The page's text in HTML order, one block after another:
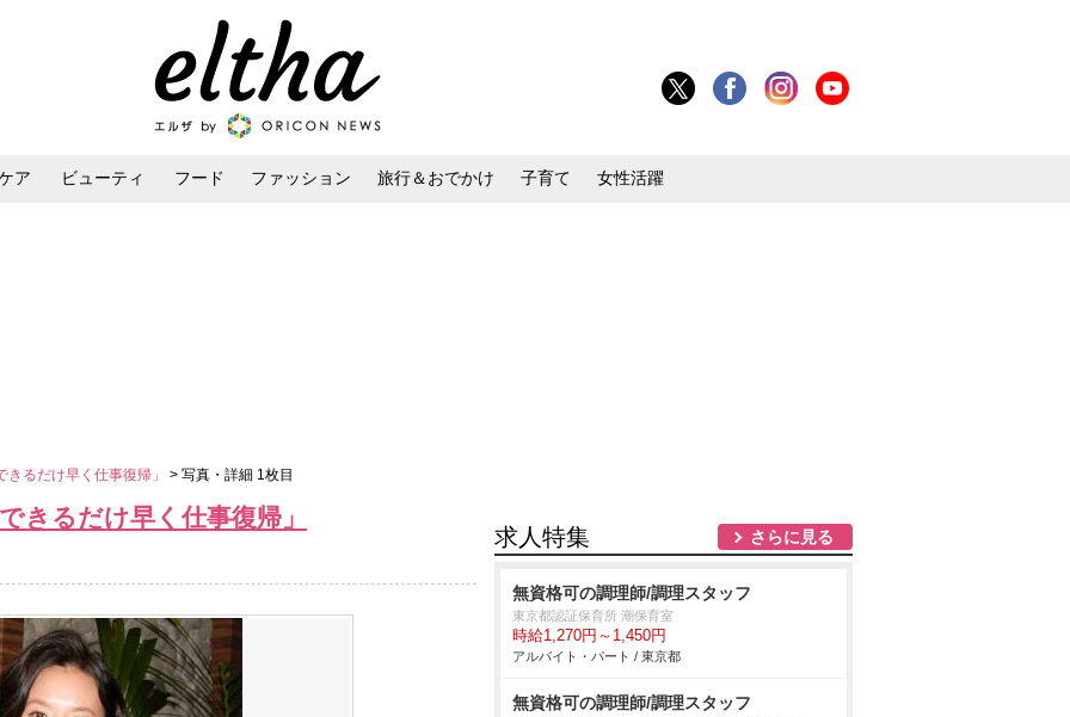
ア ビューティ フード ファッション 旅行＆おでかけ 子育て 女性活躍
るだけ早く仕事復帰」 > 写真・詳細 1枚目
きるだけ早く仕事復帰」
求人特集 さらに見る
無資格可の調理師/調理スタッフ
東京都認証保育所 潮保育室
時給1,270円～1,450円
アルバイト・パート / 東京都
無資格可の調理師/調理スタッフ